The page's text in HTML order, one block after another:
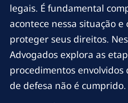
legais. É fundamental
acontece nessa situação e
proteger seus direitos.
Advogados explora as
procedimentos envolvidos
de defesa não é cumprido.